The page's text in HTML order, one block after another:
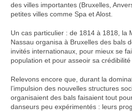
des villes importantes (Bruxelles,
petites villes comme Spa et Alost.
Un cas particulier : de 1814 à 1818, la
Nassau organisa à Bruxelles des bals
invités internationaux, pour mieux se
population et pour asseoir sa crédibilité
Relevons encore que, durant la
l’impulsion des nouvelles structures
organisaient des bals faisaient tout
danseurs peu expérimentés : leurs